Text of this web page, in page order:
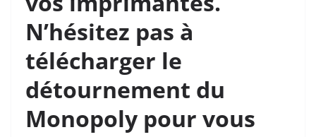
N’hésitez pas à
télécharger le
détournement du
Monopoly pour vous